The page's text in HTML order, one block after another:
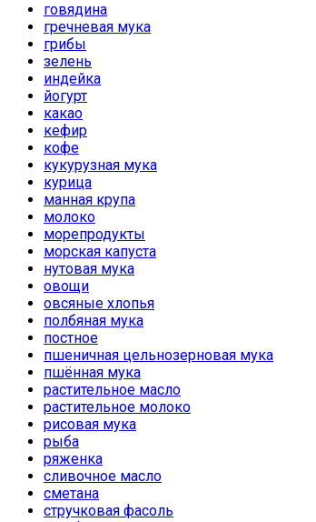
говядина
гречневая мука
грибы
зелень
индейка
йогурт
какао
кефир
кофе
кукурузная мука
курица
манная крупа
молоко
морепродукты
морская капуста
нутовая мука
овощи
овсяные хлопья
полбяная мука
постное
пшеничная цельнозерновая мука
пшённая мука
растительное масло
растительное молоко
рисовая мука
рыба
ряженка
сливочное масло
сметана
стручковая фасоль